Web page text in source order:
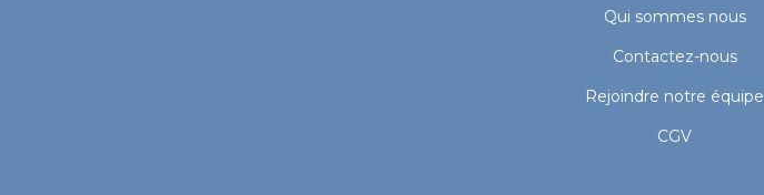
Qui sommes nous
Contactez-nous
Rejoindre notre équipe
CGV